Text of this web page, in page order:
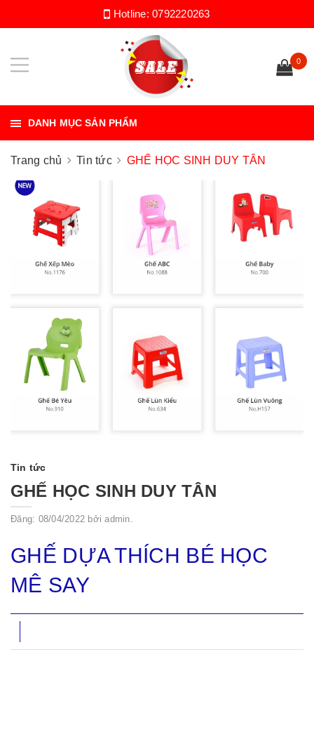
Hotline:0792220263
0
DANH MỤC SẢN PHẨM
Trang chủ Tin tức GHẾ HỌC SINH DUY TÂN
Tin tức
GHẾ HỌC SINH DUY TÂN
Đăng: 08/04/2022 bởi admin.
GHẾ DỰA THÍCH BÉ HỌC
MÊ SAY